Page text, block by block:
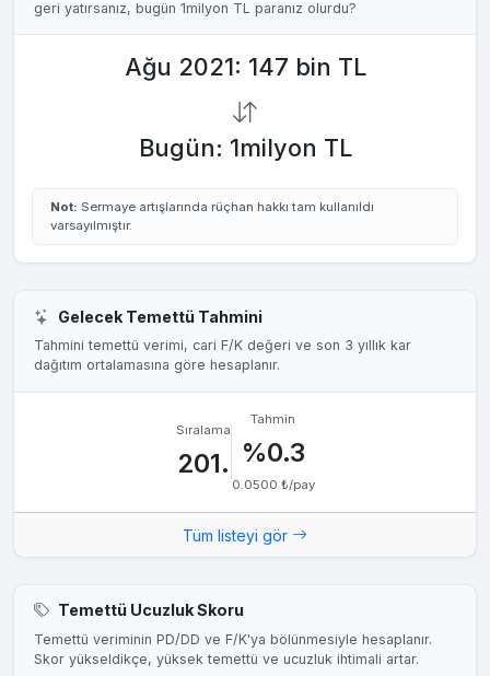
geri yatırsanız, bugün 1milyon TL paranız olurdu?
Ağu 2021: 147 bin TL
Bugün: 1milyon TL
Not: Sermaye artışlarında rüçhan hakkı tam kullanıldı
varsayılmıştır.
Gelecek Temettü Tahmini
Tahmini temettü verimi, cari F/K değeri ve son 3 yıllık kar
dağıtım ortalamasına göre hesaplanır.
Sıralama
201.
Tahmin
%0.3
0.0500 ₺/pay
Tüm listeyi gör
Temettü Ucuzluk Skoru
Temettü veriminin PD/DD ve F/K'ya bölünmesiyle hesaplanır.
Skor yükseldikçe, yüksek temettü ve ucuzluk ihtimali artar.